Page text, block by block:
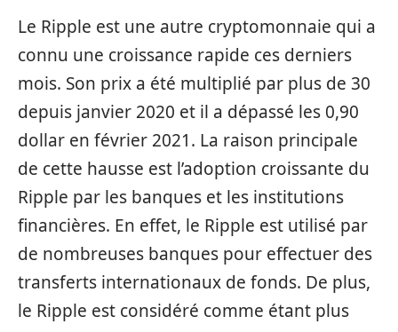
Le Ripple est une autre cryptomonnaie qui a
connu une croissance rapide ces derniers
mois. Son prix a été multiplié par plus de 30
depuis janvier 2020 et il a dépassé les 0,90
dollar en février 2021. La raison principale
de cette hausse est l’adoption croissante du
Ripple par les banques et les institutions
financières. En effet, le Ripple est utilisé par
de nombreuses banques pour effectuer des
transferts internationaux de fonds. De plus,
le Ripple est considéré comme étant plus